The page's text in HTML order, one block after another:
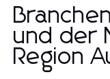
und der
Region